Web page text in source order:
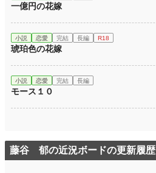
一億円の花嫁
小説 恋愛 完結 長編 R18
琥珀色の花嫁
小説 恋愛 完結 長編
モース１０
藤谷 郁の近況ボードの更新履歴